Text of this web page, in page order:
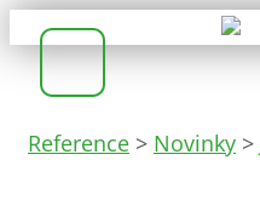
Reference > Novinky >